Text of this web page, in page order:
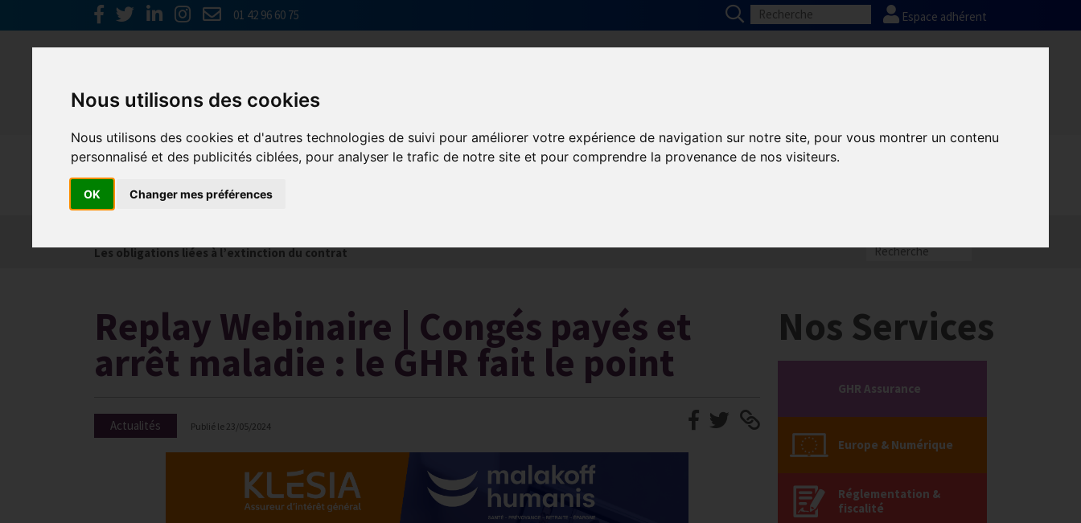
Nous utilisons des cookies
Nous utilisons des cookies et d'autres technologies de suivi pour améliorer votre expérience de navigation sur notre site, pour vous montrer un contenu
personnalisé et des publicités ciblées, pour analyser le trafic de notre site et pour comprendre la provenance de nos visiteurs.
OK Changer mes préférences
01 42 96 60 75 Espace adhérent
Social
Les obligations liées à l’extinction du contrat
Replay Webinaire | Congés payés et
arrêt maladie : le GHR fait le point
Actualités Publié le 23/05/2024
Nos Services
GHR Assurance
Europe & Numérique
Réglementation &
fiscalité